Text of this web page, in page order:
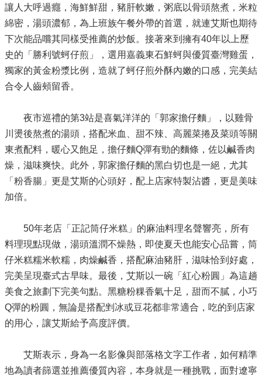
讓人大呼過癮，海鮮鮮甜，豬肝軟嫩，粥底以骨頭熬煮，米粒
綿密，湯頭濃郁，為上班族午餐外帶的首選，就連艾斯也期待
下次能品嚐其同樣受推薦的炒飯。接著來到擁有40年以上歷
史的「勝利號蚵仔煎」，選用嘉義東石鮮蚵與優質臺灣雞蛋，
獨家的黃金粉漿比例，造就了蚵仔煎外酥內嫩的口感，完美結
合令人齒頰留香。
夜市巡禮的第3站是喜氣洋洋的「郭家擔仔麵」，以雞骨
川燙後熬煮的湯頭，搭配米血、甜不辣、高麗菜捲及菜頭等關
東煮配料，暖心又飽足，擔仔麵Q彈有勁的麵條，佐以鹹香肉
燥，滋味爽快。此外，郭家擔仔麵的黑白切也是一絕，尤其
「粉香腸」更是艾斯的心頭好，配上店家特製沾醬，更是美味
加倍。
50年老店「正記筒仔米糕」的麻油料理名聲響亮，所有
料理現點現做，湯頭溫潤不燥熱，即使夏天也能安心品嘗，筒
仔米糕糯米軟糯，肉燥鹹香，搭配麻油豬肝，滋味恰到好處，
完美呈現臺式古早味。最後，艾斯以一碗「紅心粉圓」為這趟
美食之旅劃下完美句點。黑糖粉粿香氣十足，甜而不膩，小巧
Q彈的粉圓，無論是搭配剉冰或豆花都非常適合，吃的到店家
的用心，讓艾斯給予高度評價。
艾斯表示，身為一名影像與部落格文字工作者，如何精準
地為讀者篩選並推薦優質內容，本身就是一種挑戰，面對遼寧